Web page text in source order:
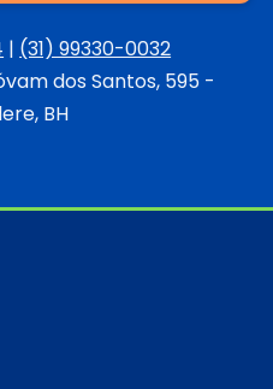
| (31) 99330-0032
dos Santos, 595 -
BH